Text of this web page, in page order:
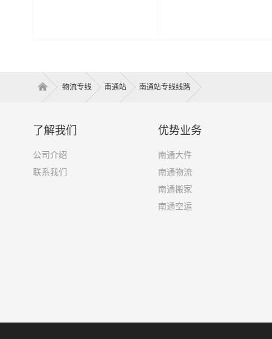
物流专线 南通站 南通站专线线路
了解我们
公司介绍
联系我们
优势业务
南通大件
南通物流
南通搬家
南通空运